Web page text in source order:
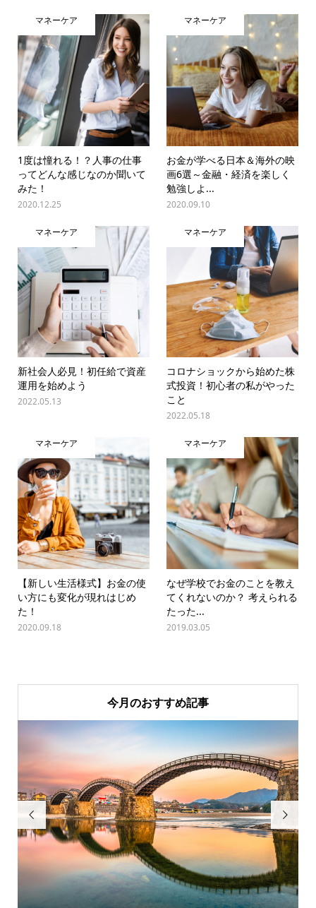
マネーケア
1度は憧れる！？人事の仕事
ってどんな感じなのか聞いて
みた！
2020.12.25
マネーケア
お金が学べる日本＆海外の映
画6選～金融・経済を楽しく
勉強しよ...
2020.09.10
マネーケア
新社会人必見！初任給で資産
運用を始めよう
2022.05.13
マネーケア
コロナショックから始めた株
式投資！初心者の私がやった
こと
2022.05.18
マネーケア
【新しい生活様式】お金の使
い方にも変化が現れはじめ
た！
2020.09.18
マネーケア
なぜ学校でお金のことを教え
てくれないのか？ 考えられる
たった...
2019.03.05
今月のおすすめ記事
 